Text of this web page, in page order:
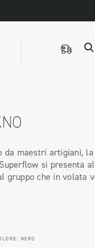
da maestri artigiani, la
si presenta
gruppo che in volata
NERO